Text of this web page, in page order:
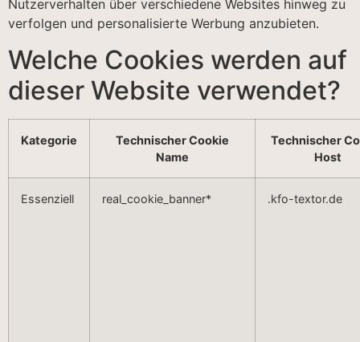
Nutzerverhalten über verschiedene Websites hinweg zu
verfolgen und personalisierte Werbung anzubieten.
Welche Cookies werden auf
dieser Website verwendet?
Kategorie
Technischer Cookie
Name
Technischer
Host
Essenziell real_cookie_banner* .kfo-textor.de